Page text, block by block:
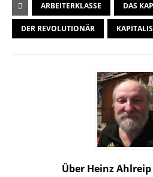
ARBEITERKLASSE DAS
DER REVOLUTIONÄR
Über Heinz Ahlreip